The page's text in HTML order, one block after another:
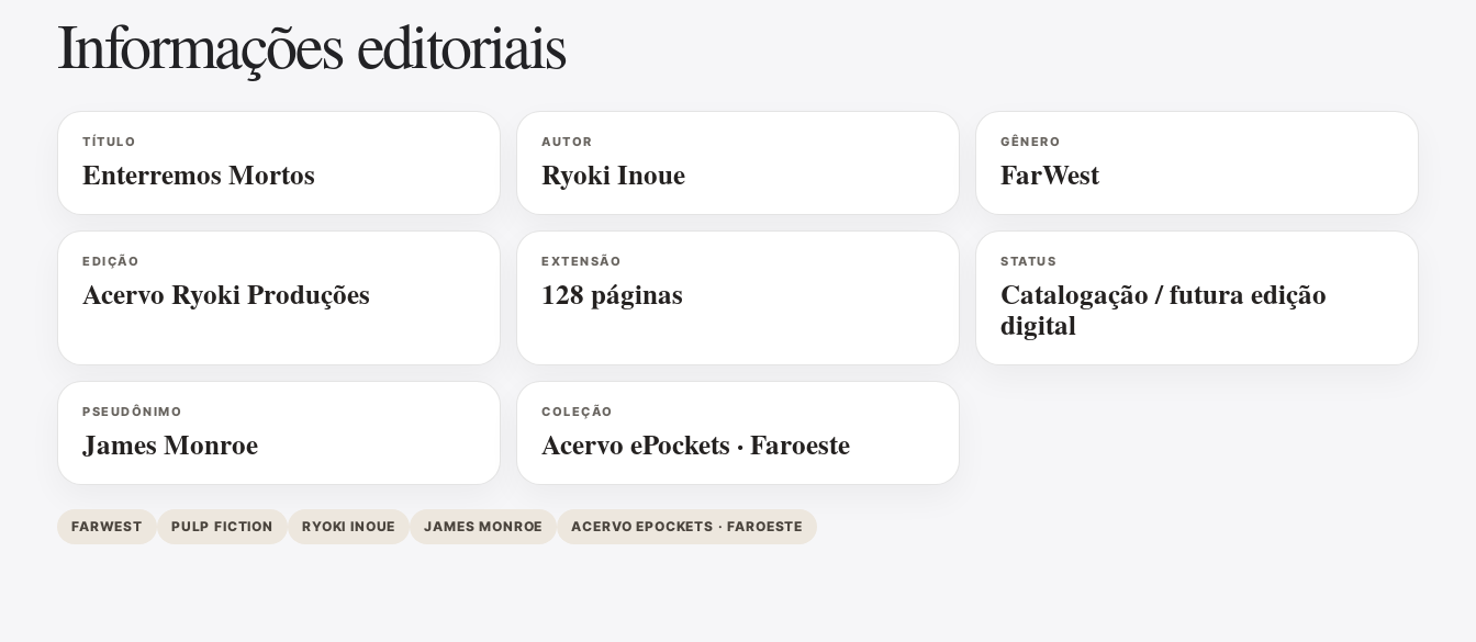
Informações editoriais
TÍTULO
Enterremos Mortos
AUTOR
Ryoki Inoue
GÊNERO
FarWest
EDIÇÃO
Acervo Ryoki Produções
EXTENSÃO
128 páginas
STATUS
Catalogação / futura edição
digital
PSEUDÔNIMO
James Monroe
COLEÇÃO
Acervo ePockets · Faroeste
FARWEST PULP FICTION RYOKI INOUE JAMES MONROE ACERVO EPOCKETS · FAROESTE